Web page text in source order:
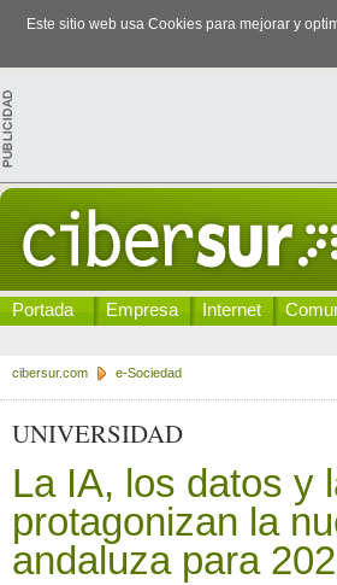
Este sitio web usa Cookies para mejorar y
Portada Empresa Internet
cibersur.com e-Sociedad
UNIVERSIDAD
La IA, los datos y
protagonizan la
andaluza para